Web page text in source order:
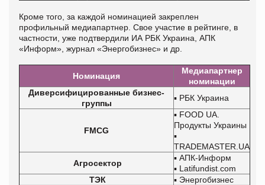
Кроме того, за каждой номинацией закреплен
профильный медиапартнер. Свое участие в рейтинге, в
частности, уже подтвердили ИА РБК Украина, АПК
«Информ», журнал «Энергобизнес» и др.
Номинация
Медиапартнер
номинации
Диверсифицированные бизнес-
группы
▪ РБК Украина
FMCG
▪ FOOD UA.
Продукты Украины
▪
TRADEMASTER.UA
Агросектор
▪ АПК-Информ
▪ Latifundist.com
ТЭК
▪ Энергобизнес